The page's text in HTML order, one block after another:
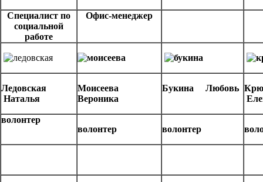
Специалист по
социальной
работе
Офис-менеджер
Ледовская
Наталья
Моисеева
Вероника
Букина Любовь
волонтер
волонтер
волонтер